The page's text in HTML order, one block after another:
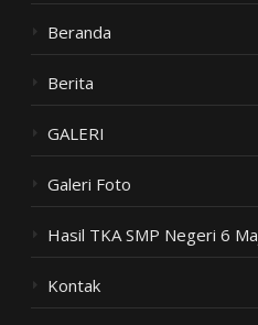
Beranda
Berita
GALERI
Galeri Foto
Hasil TKA SMP Negeri 6
Kontak